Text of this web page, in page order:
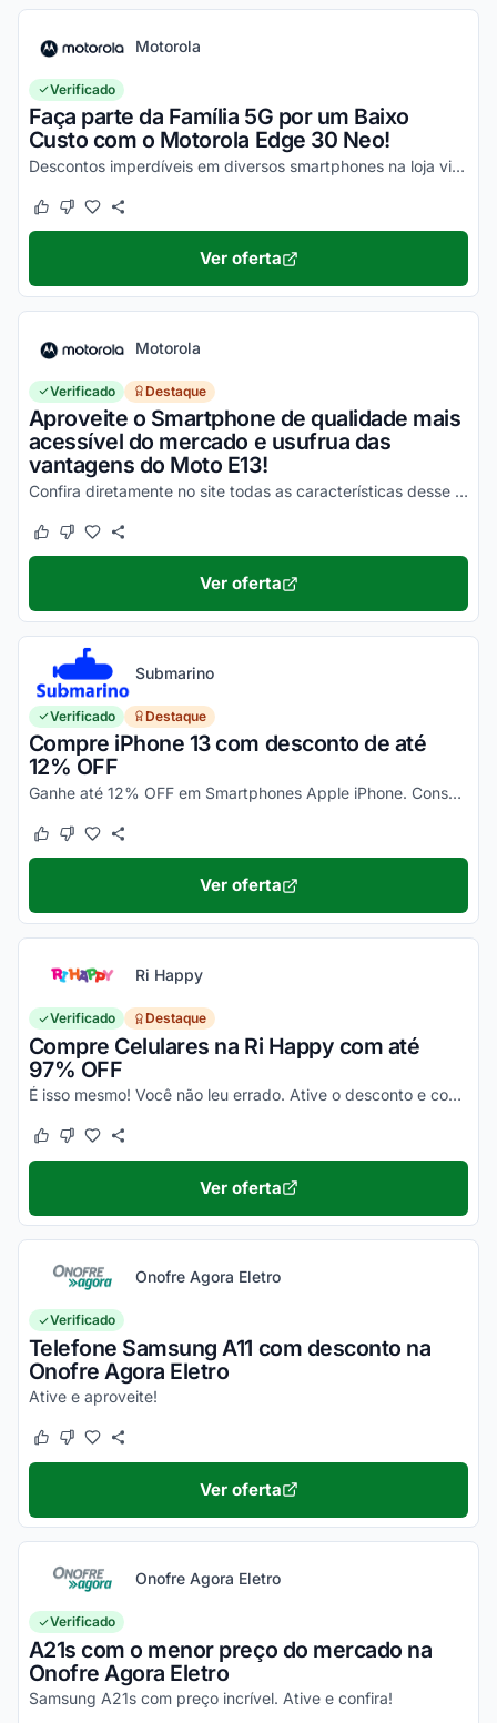
Motorola
Verificado
Faça parte da Família 5G por um Baixo
Custo com o Motorola Edge 30 Neo!
Descontos imperdíveis em diversos smartphones na loja virtual, incluindo o Moto Edge 30 Neo. Confira!
Este cupom funcionou
Este cupom não funcionou
Ver oferta
Motorola
Verificado Destaque
Aproveite o Smartphone de qualidade mais
acessível do mercado e usufrua das
vantagens do Moto E13!
Confira diretamente no site todas as características desse novo smartphone Motorola e aproveite!
Este cupom funcionou
Este cupom não funcionou
Ver oferta
Submarino
Verificado Destaque
Compre iPhone 13 com desconto de até
12% OFF
Ganhe até 12% OFF em Smartphones Apple iPhone. Consulte ainda condições diferenciadas para pagamento no cartão Submarino. Confira!
Este cupom funcionou
Este cupom não funcionou
Ver oferta
Ri Happy
Verificado Destaque
Compre Celulares na Ri Happy com até
97% OFF
É isso mesmo! Você não leu errado. Ative o desconto e confira essa novidade!
Este cupom funcionou
Este cupom não funcionou
Ver oferta
Onofre Agora Eletro
Verificado
Telefone Samsung A11 com desconto na
Onofre Agora Eletro
Ative e aproveite!
Este cupom funcionou
Este cupom não funcionou
Ver oferta
Onofre Agora Eletro
Verificado
A21s com o menor preço do mercado na
Onofre Agora Eletro
Samsung A21s com preço incrível. Ative e confira!